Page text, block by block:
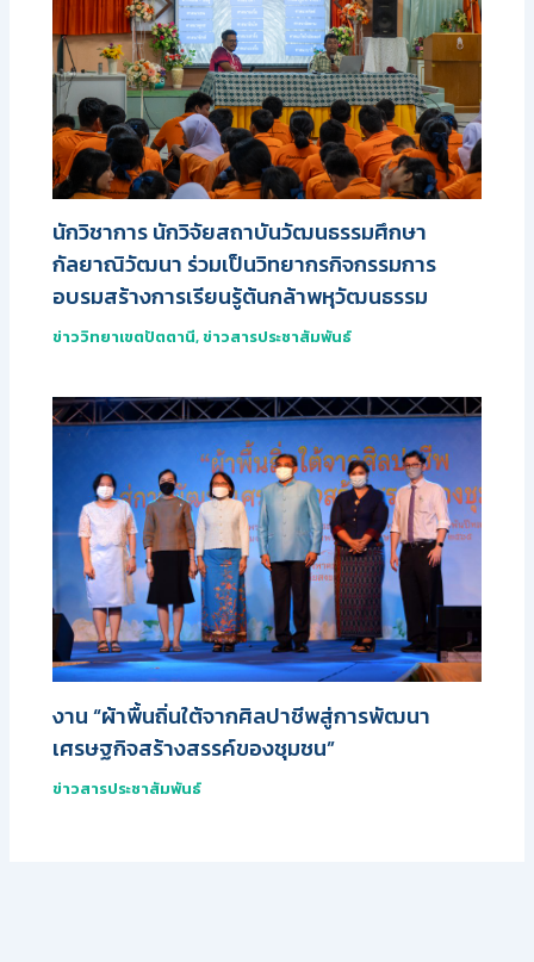
นักวิชาการ นักวิจัยสถาบันวัฒนธรรมศึกษา
กัลยาณิวัฒนา ร่วมเป็นวิทยากรกิจกรรมการ
อบรมสร้างการเรียนรู้ต้นกล้าพหุวัฒนธรรม
ข่าววิทยาเขตปัตตานี, ข่าวสารประชาสัมพันธ์
งาน “ผ้าพื้นถิ่นใต้จากศิลปาชีพสู่การพัฒนา
เศรษฐกิจสร้างสรรค์ของชุมชน”
ข่าวสารประชาสัมพันธ์